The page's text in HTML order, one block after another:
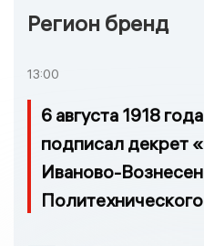
Регион бренд
13:00
6 августа 1918
подписал декрет
Иваново-